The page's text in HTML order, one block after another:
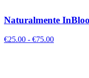
Naturalmente
€25.00 - €75.00